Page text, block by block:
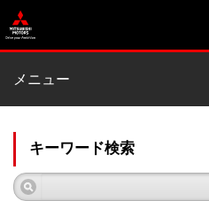
メニュー
キーワード検索